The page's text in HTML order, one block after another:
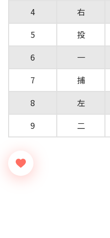
4
右
5
投
6
一
7
捕
8
左
9
二